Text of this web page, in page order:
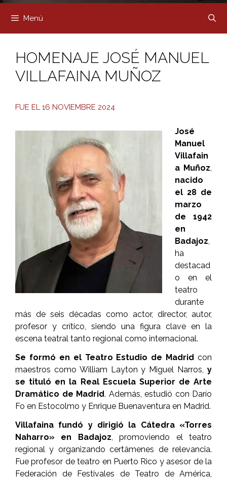
Menú
HOMENAJE JOSÉ MANUEL
VILLAFAINA MUÑOZ
FUE EL 16 NOVIEMBRE 2024
José
Manuel
Villafain
a Muñoz,
nacido
el 28 de
marzo
de 1942
en
Badajoz,
ha
destacad
o en el
teatro
durante
más de seis décadas como actor, director, autor,
profesor y crítico, siendo una figura clave en la
escena teatral tanto regional como internacional.
Se formó en el Teatro Estudio de Madrid con
maestros como William Layton y Miguel Narros, y
se tituló en la Real Escuela Superior de Arte
Dramático de Madrid. Además, estudió con Darío
Fo en Estocolmo y Enrique Buenaventura en Madrid.
Villafaina fundó y dirigió la Cátedra «Torres
Naharro» en Badajoz , promoviendo el teatro
regional y organizando certámenes de relevancia.
Fue profesor de teatro en Puerto Rico y asesor de la
Federación de Festivales de Teatro de América,